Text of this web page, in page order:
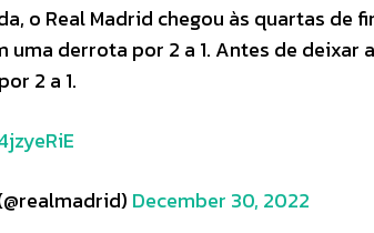
o Real Madrid chegou às quartas de
uma derrota por 2 a 1. Antes de
2 a 1.
December 30, 2022